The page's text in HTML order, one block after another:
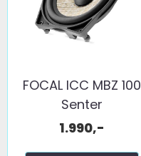
FOCAL ICC MBZ 100
Senter
1.990,-